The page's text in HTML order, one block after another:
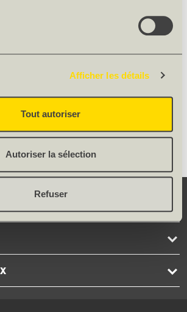
Afficher les détails
Tout autoriser
Autoriser la sélection
Refuser